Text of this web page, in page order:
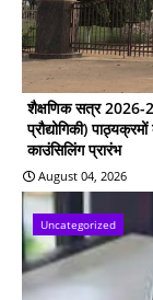
शैक्षणिक सत्र 2026-
प्रौद्योगिकी)
काउंसिलिंग प्रारंभ
August 04, 2026
Uncategorized